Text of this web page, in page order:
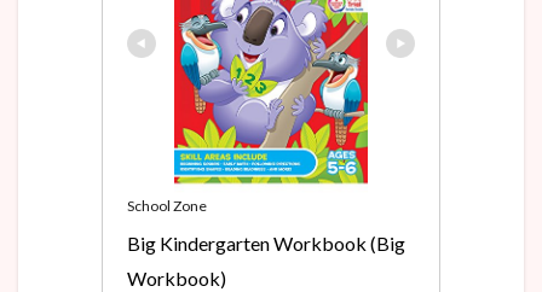
School Zone
Big Kindergarten Workbook (Big
Workbook)